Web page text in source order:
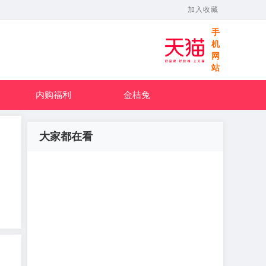
加入收藏
手
机
网
站
内购福利 金桔兔
大家都在看